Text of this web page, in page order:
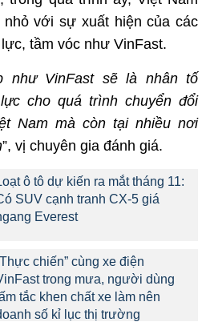
với sự xuất hiện của các
tầm vóc như VinFast.
như VinFast sẽ là nhân tố
cho quá trình chuyển đổi
Nam mà còn tại nhiều nơi
”, vị chuyên gia đánh giá.
ô tô dự kiến ra mắt tháng 11:
SUV cạnh tranh CX-5 giá
Everest
chiến” cùng xe điện
trong mưa, người dùng
tắc khen chất xe làm nên
số kỉ lục thị trường